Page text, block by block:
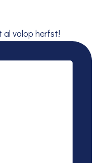
volop herfst!